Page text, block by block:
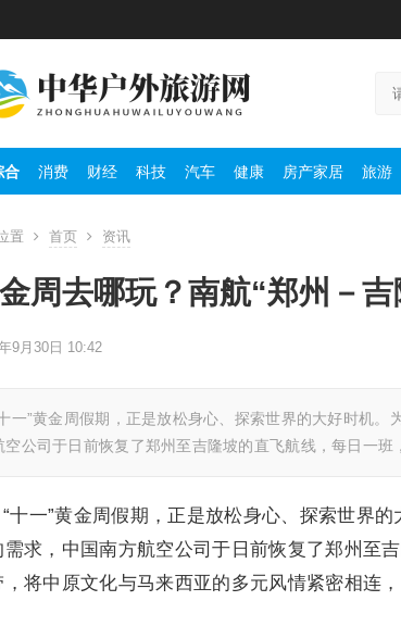
合 消费 财经 科技 汽车 健康 房产家居 旅游
置 首页 资讯
周去哪玩？南航“郑州－
9月30日 10:42
一”黄金周假期，正是放松身心、探索世界的大好时机
空公司于日前恢复了郑州至吉隆坡的直飞航线，每日一班
“十一”黄金周假期，正是放松身心、探索世界
需求，中国南方航空公司于日前恢复了郑州至
，将中原文化与马来西亚的多元风情紧密相连